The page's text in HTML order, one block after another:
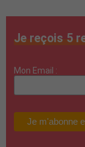
Je reçois 5
Mon Email :